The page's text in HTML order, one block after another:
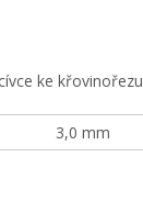
ke křovinořezu
3,0 mm